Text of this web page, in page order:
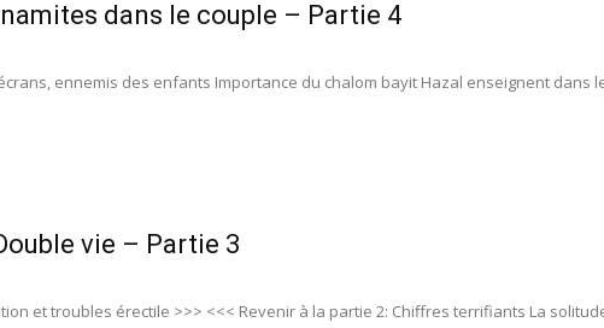
dans le couple – Partie 4
ennemis des enfants Importance du chalom bayit Hazal enseignent dans
vie – Partie 3
et troubles érectile >>> <<< Revenir à la partie 2: Chiffres terrifiants La